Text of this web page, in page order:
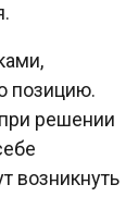
позицию.
решении
возникнуть